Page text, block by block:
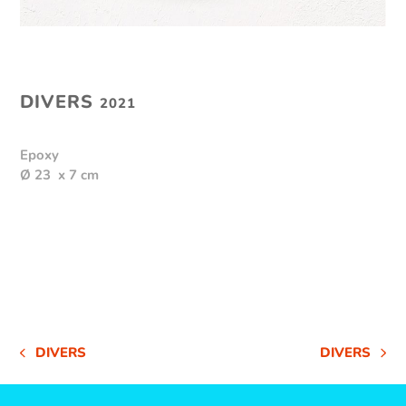
DIVERS 2021
Epoxy
Ø 23 x 7 cm
VORHERIGER
BEITRAG:
DIVERS
NÄCHSTER
BEITRAG:
DIVERS